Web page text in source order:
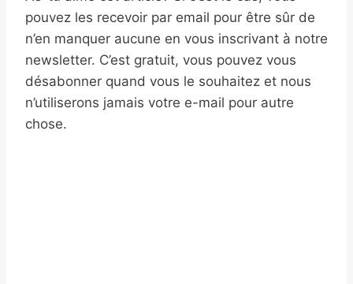
pouvez les recevoir par email pour être sûr de
n’en manquer aucune en vous inscrivant à notre
newsletter. C’est gratuit, vous pouvez vous
désabonner quand vous le souhaitez et nous
n’utiliserons jamais votre e-mail pour autre
chose.